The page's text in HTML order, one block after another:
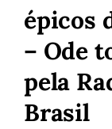
épicos
– Ode
pela
Brasil